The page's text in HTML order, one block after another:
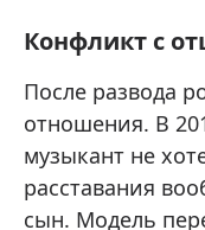
Конфликт с
После развода
отношения. В
музыкант не
расставания
сын. Модель